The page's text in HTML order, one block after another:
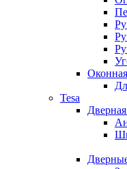
Tesa